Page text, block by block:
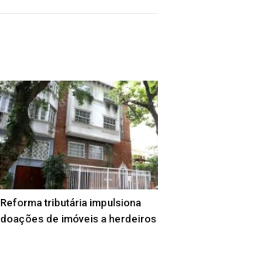
Reforma tributária impulsiona
doações de imóveis a herdeiros